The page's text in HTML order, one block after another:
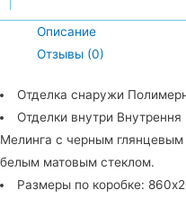
Описание
Отзывы (0)
Отделка снаружи
Отделки внутри
Мелинга с черным
белым матовым стеклом.
Размеры по коробке: